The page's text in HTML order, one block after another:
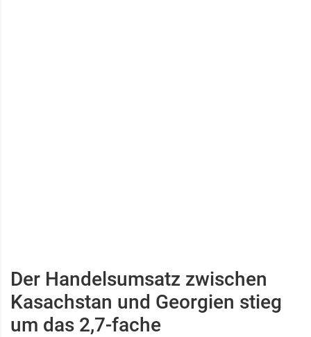
Der Handelsumsatz zwischen
Kasachstan und Georgien stieg
um das 2,7-fache